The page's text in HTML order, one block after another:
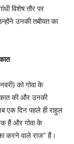
विशेष तौर पर
उनकी तबीयत का
को गोवा के
की और उनकी
एक दिन पहले ही राहुल
हैं और गोवा के
करने वाले राज” हैं।